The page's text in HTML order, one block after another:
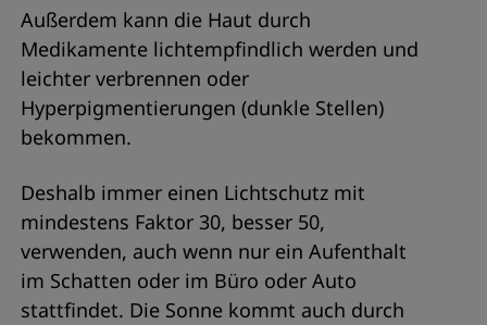
Außerdem kann die Haut durch
Medikamente lichtempfindlich werden und
leichter verbrennen oder
Hyperpigmentierungen (dunkle Stellen)
bekommen.
Deshalb immer einen Lichtschutz mit
mindestens Faktor 30, besser 50,
verwenden, auch wenn nur ein Aufenthalt
im Schatten oder im Büro oder Auto
stattfindet. Die Sonne kommt auch durch